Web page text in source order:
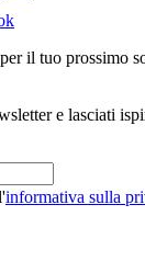
il tuo prossimo
e lasciati
informativa sulla